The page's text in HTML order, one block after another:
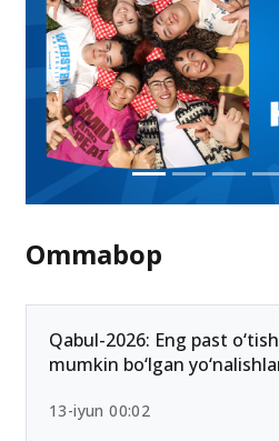
Ommabop
Qabul-2026: Eng past
mumkin bo‘lgan
13-iyun 00:02